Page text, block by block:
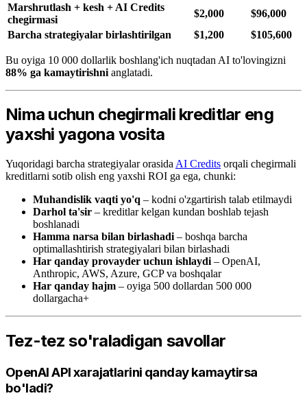
Marshrutlash + kesh + AI Credits
chegirmasi
$2,000
$96,000
Barcha strategiyalar birlashtirilgan
$1,200 $105,600
Bu oyiga 10 000 dollarlik boshlang'ich nuqtadan AI to'lovingizni
88% ga kamaytirishni anglatadi.
Nima uchun chegirmali kreditlar eng
yaxshi yagona vosita
Yuqoridagi barcha strategiyalar orasida AI Credits orqali chegirmali
kreditlarni sotib olish eng yaxshi ROI ga ega, chunki:
Muhandislik vaqti yo'q – kodni o'zgartirish talab etilmaydi
Darhol ta'sir – kreditlar kelgan kundan boshlab tejash
boshlanadi
Hamma narsa bilan birlashadi – boshqa barcha
optimallashtirish strategiyalari bilan birlashadi
Har qanday provayder uchun ishlaydi – OpenAI,
Anthropic, AWS, Azure, GCP va boshqalar
Har qanday hajm – oyiga 500 dollardan 500 000
dollargacha+
Tez-tez so'raladigan savollar
OpenAI API xarajatlarini qanday kamaytirsa
bo'ladi?